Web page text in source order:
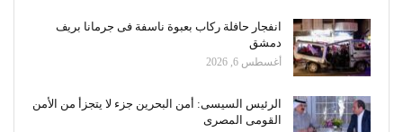
انفجار حافلة ركاب بعبوة ناسفة فى جرمانا بريف
دمشق
أغسطس 6, 2026
الرئيس السيسى: أمن البحرين جزء لا يتجزأ من الأمن
القومى المصرى